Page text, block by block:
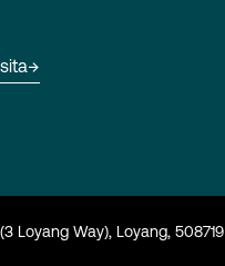
Loyang Way), Loyang, 508719